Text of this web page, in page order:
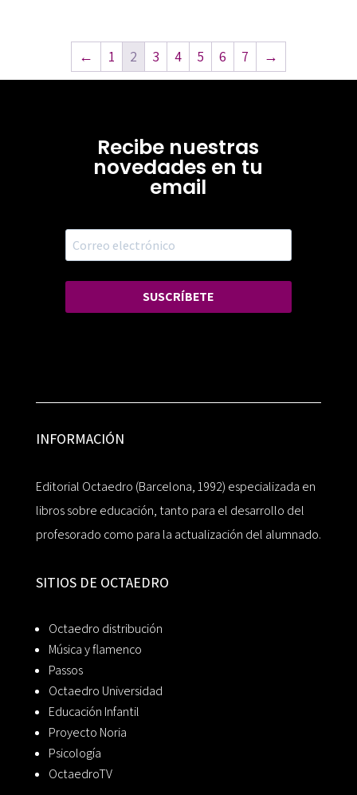
← 1 2 3 4 5 6 7 →
Recibe nuestras
novedades en tu
email
SUSCRÍBETE
INFORMACIÓN
Editorial Octaedro (Barcelona, 1992) especializada en
libros sobre educación, tanto para el desarrollo del
profesorado como para la actualización del alumnado.
SITIOS DE OCTAEDRO
Octaedro distribución
Música y flamenco
Passos
Octaedro Universidad
Educación Infantil
Proyecto Noria
Psicología
OctaedroTV